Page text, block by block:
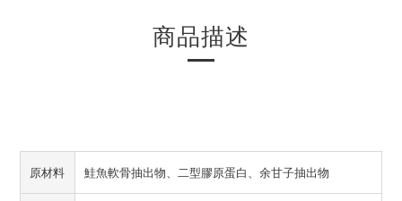
商品描述
原材料 鮭魚軟骨抽出物、二型膠原蛋白、余甘子抽出物